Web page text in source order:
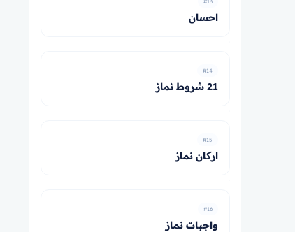
#13
احسان
#14
21 شروط نماز
#15
ارکان نماز
#16
واجبات نماز